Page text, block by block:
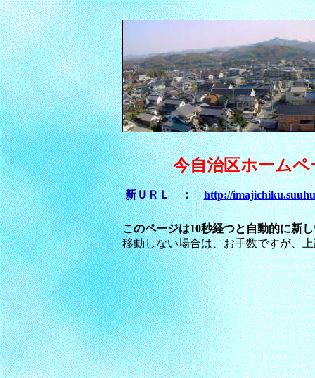
今自治区ホーム
新ＵＲＬ ：http://
このページは10秒経つと自動的に新
移動しない場合は、お手数ですが、